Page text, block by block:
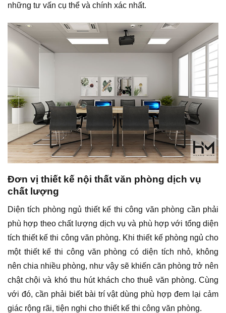
những tư vấn cụ thể và chính xác nhất.
Đơn vị thiết kế nội thất văn phòng dịch vụ
chất lượng
Diện tích phòng ngủ thiết kế thi công văn phòng cần phải
phù hợp theo chất lượng dịch vụ và phù hợp với tổng diện
tích thiết kế thi công văn phòng. Khi thiết kế phòng ngủ cho
một thiết kế thi công văn phòng có diện tích nhỏ, không
nên chia nhiều phòng, như vậy sẽ khiến căn phòng trở nên
chật chội và khó thu hút khách cho thuê văn phòng. Cùng
với đó, cần phải biết bài trí vật dùng phù hợp đem lại cảm
giác rộng rãi, tiện nghi cho thiết kế thi công văn phòng.